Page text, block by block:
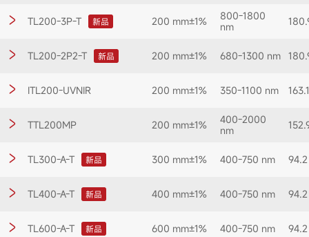
TL200-3P-T 新品 200 mm±1%
800-1800
nm
TL200-2P2-T 新品 200 mm±1% 680-1300 nm
ITL200-UVNIR 200 mm±1% 350-1100 nm
TTL200MP 200 mm±1%
400-2000
nm
TL300-A-T 新品 300 mm±1% 400-750 nm
TL400-A-T 新品 400 mm±1% 400-750 nm
TL600-A-T 新品 600 mm±1% 400-750 nm